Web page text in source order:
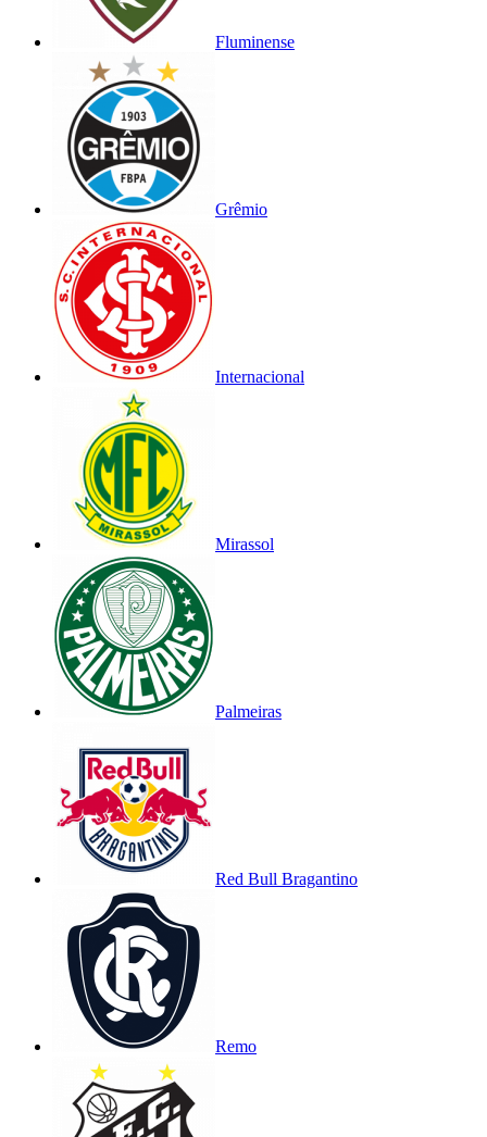
Fluminense
Grêmio
Internacional
Mirassol
Palmeiras
Red Bull Bragantino
Remo